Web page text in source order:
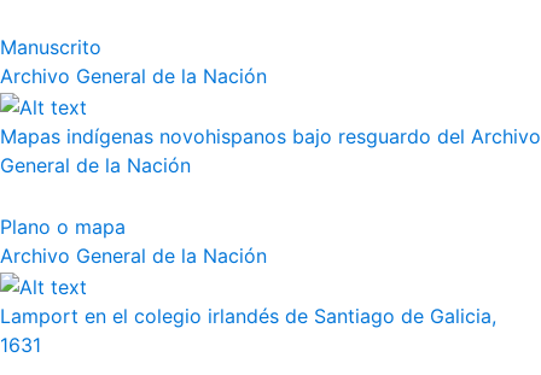
Manuscrito
Archivo General de la Nación
Mapas indígenas novohispanos bajo resguardo del Archivo
General de la Nación
Plano o mapa
Archivo General de la Nación
Lamport en el colegio irlandés de Santiago de Galicia,
1631